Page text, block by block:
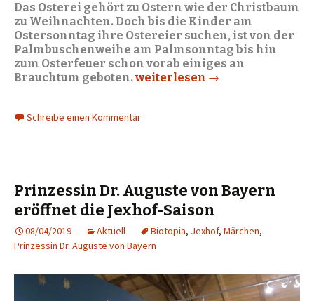
Das Osterei gehört zu Ostern wie der Christbaum
zu Weihnachten. Doch bis die Kinder am
Ostersonntag ihre Ostereier suchen, ist von der
Palmbuschenweihe am Palmsonntag bis hin
zum Osterfeuer schon vorab einiges an
Brauchtum geboten.Vom Osterei und
weiterlesen →
Schreibe einen Kommentar
Prinzessin Dr. Auguste von Bayern
eröffnet die Jexhof-Saison
08/04/2019 Aktuell Biotopia, Jexhof, Märchen,
Prinzessin Dr. Auguste von Bayern